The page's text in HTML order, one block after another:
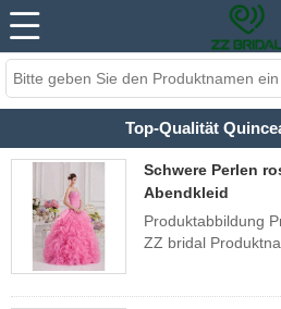
Top-Qualität
Schwere Perlen
Abendkleid
Produktabbildung
ZZ bridal